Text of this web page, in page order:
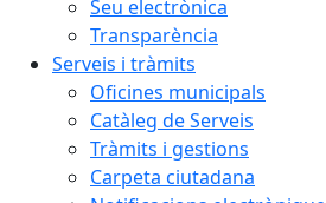
Seu electrònica
Transparència
Serveis i tràmits
Oficines municipals
Catàleg de Serveis
Tràmits i gestions
Carpeta ciutadana